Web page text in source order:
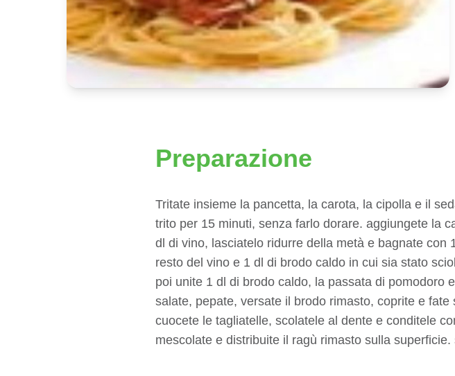
Preparazione
Tritate insieme la pancetta, la carota, la cipolla e il
trito per 15 minuti, senza farlo dorare. aggiungete la
dl di vino, lasciatelo ridurre della metà e bagnate con
resto del vino e 1 dl di brodo caldo in cui sia stato
poi unite 1 dl di brodo caldo, la passata di pomodoro
salate, pepate, versate il brodo rimasto, coprite e
cuocete le tagliatelle, scolatele al dente e conditele
mescolate e distribuite il ragù rimasto sulla